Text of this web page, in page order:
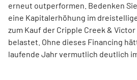
erneut outperformen. Bedenken
eine Kapitalerhöhung im
zum Kauf der Cripple Creek &
belastet. Ohne dieses Financing
laufende Jahr vermutlich deutlich